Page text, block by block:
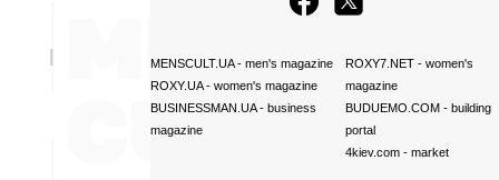
MENSCULT.UA- men's magazine
ROXY.UA- women's magazine
BUSINESSMAN.UA- business
magazine
ROXY7.NET- women's
magazine
BUDUEMO.COM- building
portal
4kiev.com- market